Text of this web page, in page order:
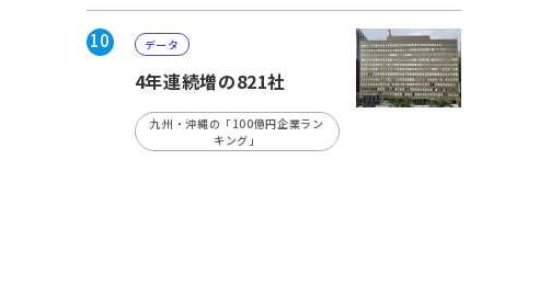
10 データ
4年連続増の821社
九州・沖縄の「100億円企業ラン
キング」